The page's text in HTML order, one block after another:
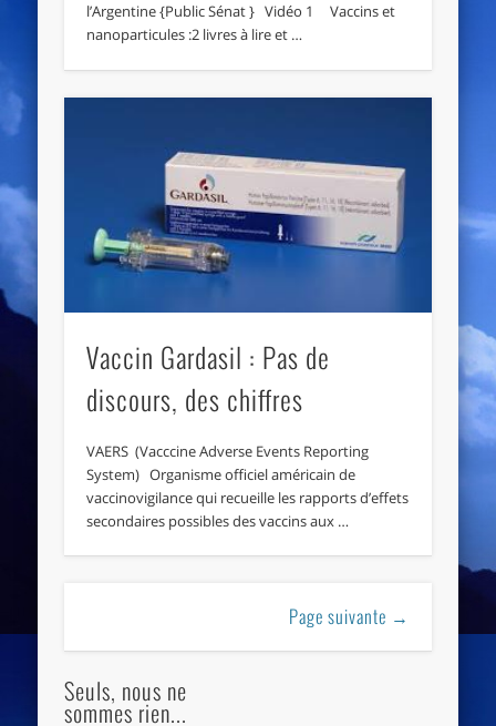
l’Argentine {Public Sénat } Vidéo 1 Vaccins et
nanoparticules :2 livres à lire et …
Vaccin Gardasil : Pas de
discours, des chiffres
VAERS (Vacccine Adverse Events Reporting
System) Organisme officiel américain de
vaccinovigilance qui recueille les rapports d’effets
secondaires possibles des vaccins aux …
Page suivante →
Seuls, nous ne
sommes rien...